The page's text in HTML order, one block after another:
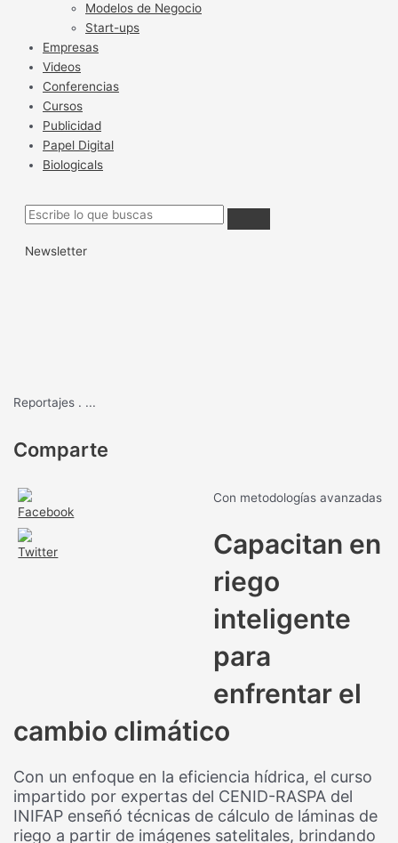
Modelos de Negocio
Start-ups
Empresas
Videos
Conferencias
Cursos
Publicidad
Papel Digital
Biologicals
Newsletter
Reportajes . ...
Comparte
Con metodologías avanzadas
Capacitan en
riego
inteligente
para
enfrentar el
cambio climático
Con un enfoque en la eficiencia hídrica, el curso
impartido por expertas del CENID-RASPA del
INIFAP enseñó técnicas de cálculo de láminas de
riego a partir de imágenes satelitales, brindando